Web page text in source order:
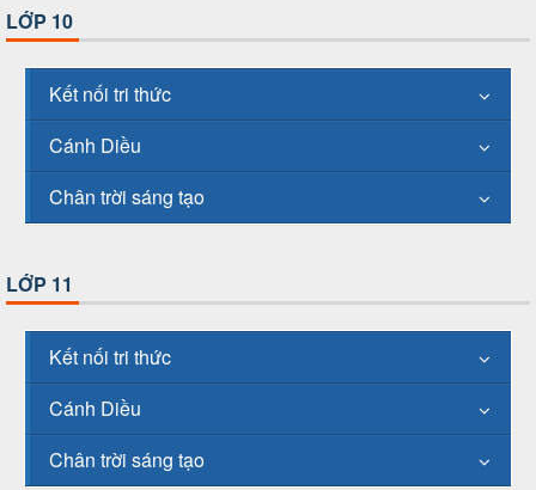
LỚP 10
Kết nối tri thức
Cánh Diều
Chân trời sáng tạo
LỚP 11
Kết nối tri thức
Cánh Diều
Chân trời sáng tạo